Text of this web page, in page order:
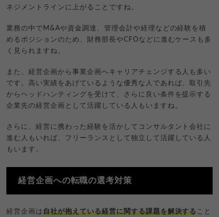
ネジメントラインに上がることですね。
業務の中でM&Aや資金調達、管理会計や経理などの経験を積
めるポジションのため、財務部長やCFOなどに進むケースも多
く見られますね。
また、経営企画から事業企画へキャリアチェンジする人も多い
です。高い実績をあげているような優秀な人であれば、取引先
からヘッドハンティングを受けて、さらに良い条件を提示する
企業先の経営企画として活躍している人もいますね。
さらに、経営に携わった経験を活かしてコンサルタント会社に
進む人もいれば、フリーランスとして独立して活躍している人
もいます。
経営企画への転職の選考対策
経営企画は自社が抱えている経営に関する課題を解決すること